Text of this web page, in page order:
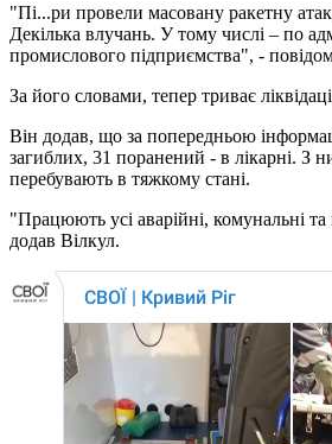
"Пі...ри провели масовану ракетну
Декілька влучань. У тому числі – по
промислового підприємства", -
За його словами, тепер триває
Він додав, що за попередньою
загиблих, 31 поранений - в лікарні. З
перебувають в тяжкому стані.
"Працюють усі аварійні, комунальні та
додав Вілкул.